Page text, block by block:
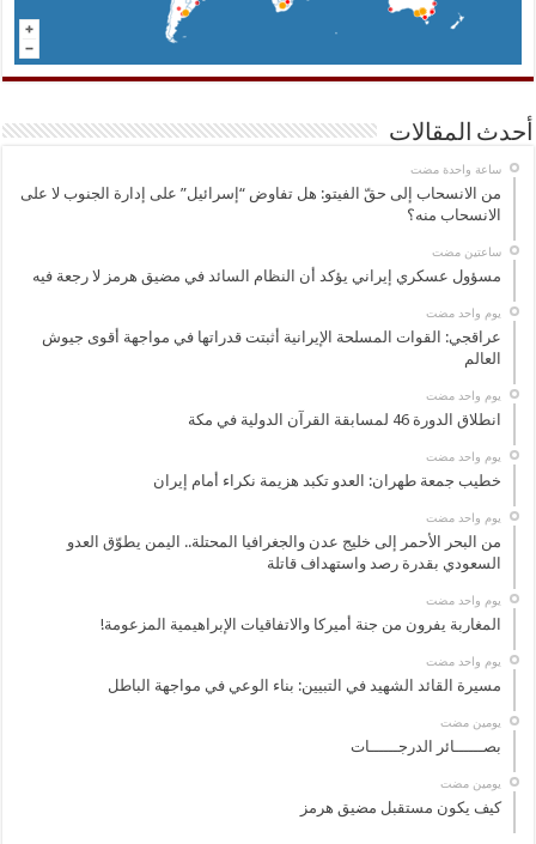
أحدث المقالات
‏ساعة واحدة مضت
من الانسحاب إلى حقّ الفيتو: هل تفاوض “إسرائيل” على إدارة الجنوب لا على
الانسحاب منه؟
‏ساعتين مضت
مسؤول عسكري إيراني يؤكد أن النظام السائد في مضيق هرمز لا رجعة فيه
‏يوم واحد مضت
عراقجي: القوات المسلحة الإيرانية أثبتت قدراتها في مواجهة أقوى جيوش
العالم
‏يوم واحد مضت
انطلاق الدورة 46 لمسابقة القرآن الدولية في مكة
‏يوم واحد مضت
خطيب جمعة طهران: العدو تكبد هزيمة نكراء أمام إيران
‏يوم واحد مضت
من البحر الأحمر إلى خليج عدن والجغرافيا المحتلة.. اليمن يطوّق العدو
السعودي بقدرة رصد واستهداف قاتلة
‏يوم واحد مضت
المغاربة يفرون من جنة أميركا والاتفاقيات الإبراهيمية المزعومة!
‏يوم واحد مضت
مسيرة القائد الشهيد في التبيين: بناء الوعي في مواجهة الباطل
‏يومين مضت
بصــــــائر الدرجــــــات
‏يومين مضت
كيف يكون مستقبل مضيق هرمز